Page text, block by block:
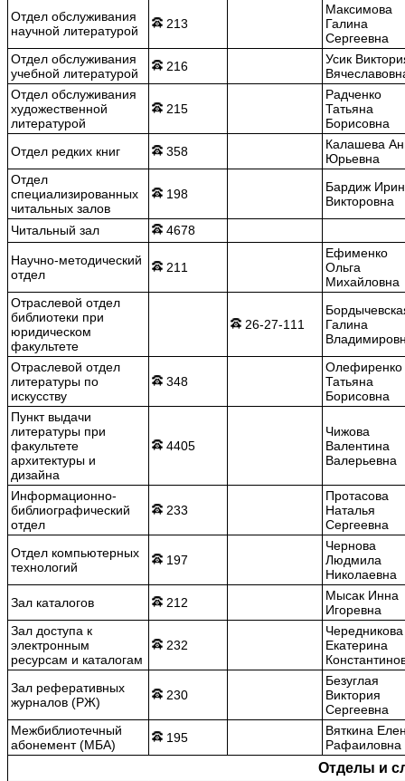
Отдел обслуживания
научной литературой
213
Максимова
Галина
Сергеевна
Отдел обслуживания
учебной литературой
216
Усик
Отдел обслуживания
художественной
литературой
215
Радченко
Татьяна
Борисовна
Отдел редких книг
358
Калашева
Юрьевна
Отдел
специализированных
читальных залов
198
Бардиж
Викторовна
Читальный зал
4678
Научно-методический
отдел
211
Ефименко
Ольга
Михайловна
Отраслевой отдел
библиотеки при
юридическом
факультете
26-27-111
Галина
Отраслевой отдел
литературы по
искусству
348
Олефиренко
Татьяна
Борисовна
Пункт выдачи
литературы при
факультете
архитектуры и
дизайна
4405
Чижова
Валентина
Валерьевна
Информационно-
библиографический
отдел
233
Протасова
Наталья
Сергеевна
Отдел компьютерных
технологий
197
Чернова
Людмила
Николаевна
Зал каталогов
212
Мысак Инна
Игоревна
Зал доступа к
электронным
ресурсам и каталогам
232
Чередникова
Екатерина
Зал реферативных
журналов (РЖ)
230
Безуглая
Виктория
Сергеевна
Межбиблиотечный
абонемент (МБА)
195
Вяткина
Рафаиловна
Отделы и